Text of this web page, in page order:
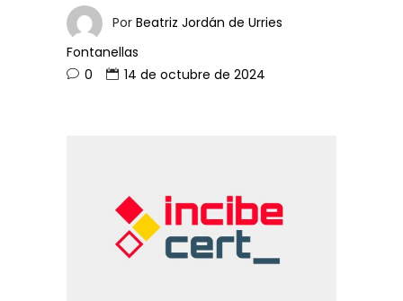
Por Beatriz Jordán de Urries
Fontanellas
0
14 de octubre de 2024